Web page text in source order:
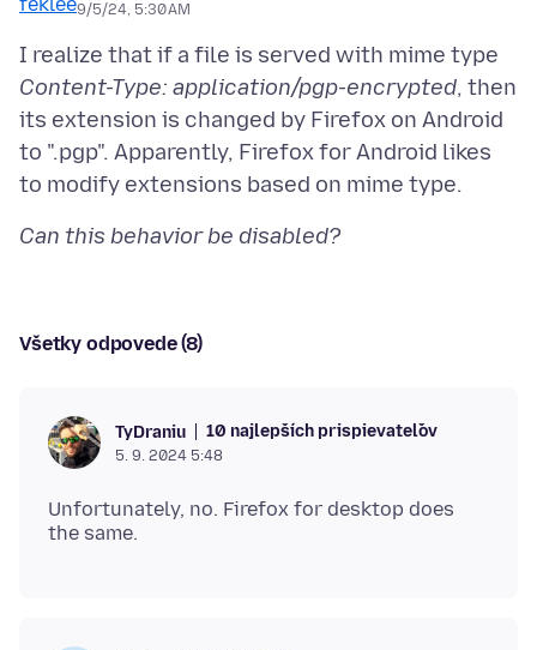
9/5/24, 5:30 AM
I realize that if a file is served with mime type
Content-Type: application/pgp-encrypted, then
its extension is changed by Firefox on Android
to ".pgp". Apparently, Firefox for Android likes
Can this behavior be disabled?
Všetky odpovede (8)
TyDraniu 10 najlepších prispievateľov
5. 9. 2024 5:48
Unfortunately, no. Firefox for desktop does